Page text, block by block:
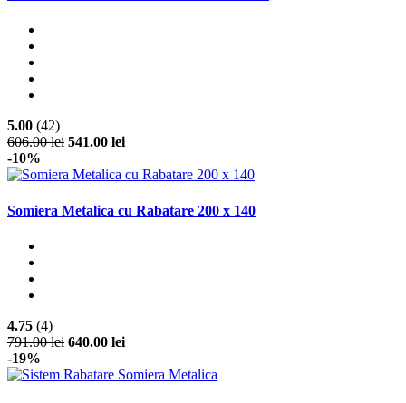
5.00 (42)
606.00 lei 541.00 lei
-10%
Somiera Metalica cu Rabatare 200 x 140
4.75 (4)
791.00 lei 640.00 lei
-19%